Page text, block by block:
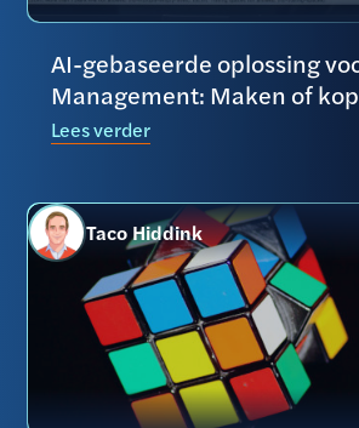
AI-gebaseerde oplossing
Management: Maken of
Lees verder
Taco Hiddink